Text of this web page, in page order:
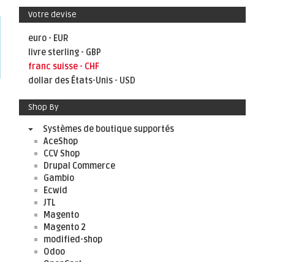
Votre devise
euro - EUR
livre sterling - GBP
franc suisse - CHF
dollar des États-Unis - USD
Shop By
Systèmes de boutique supportés
AceShop
CCV Shop
Drupal Commerce
Gambio
Ecwid
JTL
Magento
Magento 2
modified-shop
Odoo